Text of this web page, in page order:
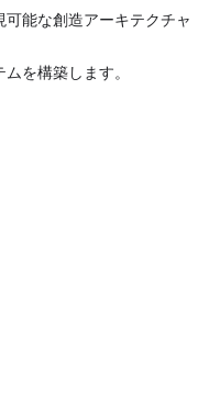
能な創造アーキテクチャ
を構築します。